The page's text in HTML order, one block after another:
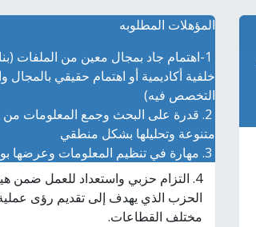
المؤهلات المطلوبه
1-اهتمام جاد بمجال معين من الملفات
خلفية أكاديمية أو اهتمام حقيقي بالمجال
التخصص فيه)
2. قدرة على البحث وجمع المعلومات من
متنوعة وتحليلها بشكل منطقي
4. التزام حزبي واستعداد للعمل ضمن
الحزب الذي يهدف إلى تقديم رؤى
مختلف القطاعات.